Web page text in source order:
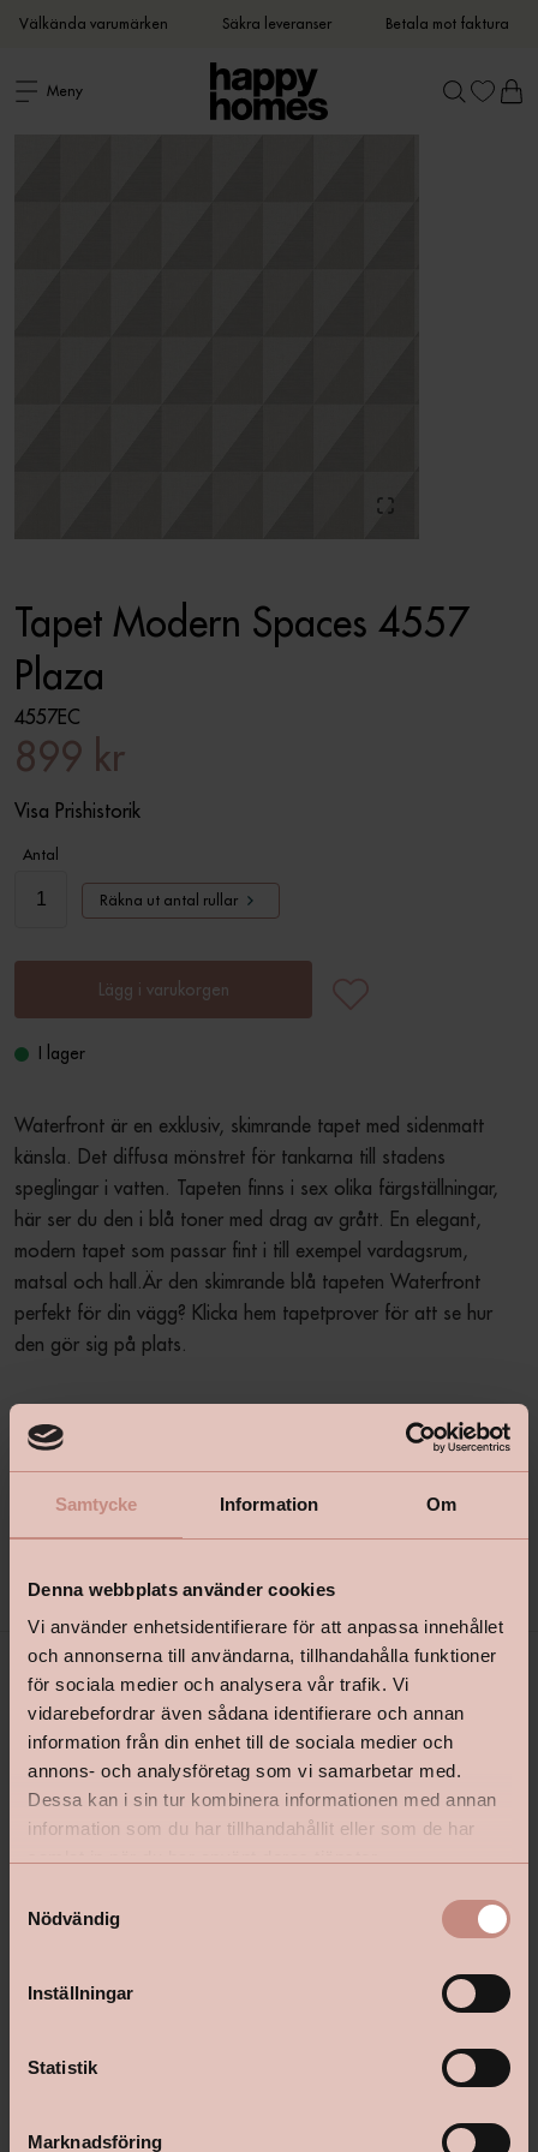
Samtycke Information Om
Denna webbplats använder cookies
Vi använder enhetsidentifierare för att anpassa innehållet
och annonserna till användarna, tillhandahålla funktioner
för sociala medier och analysera vår trafik. Vi
vidarebefordrar även sådana identifierare och annan
information från din enhet till de sociala medier och
annons- och analysföretag som vi samarbetar med.
Dessa kan i sin tur kombinera informationen med annan
information som du har tillhandahållit eller som de har
Nödvändig
Inställningar
Statistik
Marknadsföring
Välkända varumärken Säkra leveranser Betala mot faktura
Meny
Tapet Modern Spaces 4557
Plaza
4557EC
899 kr
Visa Prishistorik
Antal
Räkna ut antal rullar
Lägg i varukorgen
I lager
Waterfront är en exklusiv, skimrande tapet med sidenmatt
känsla. Det diffusa mönstret för tankarna till stadens
speglingar i vatten. Tapeten finns i sex olika färgställningar,
här ser du den i blå toner med drag av grått. En elegant,
modern tapet som passar fint i till exempel vardagsrum,
matsal och hall.Är den skimrande blå tapeten Waterfront
perfekt för din vägg? Klicka hem tapetprover för att se hur
den gör sig på plats.
Produktbeskrivning +
shop@happyhomes.se
Följ oss: